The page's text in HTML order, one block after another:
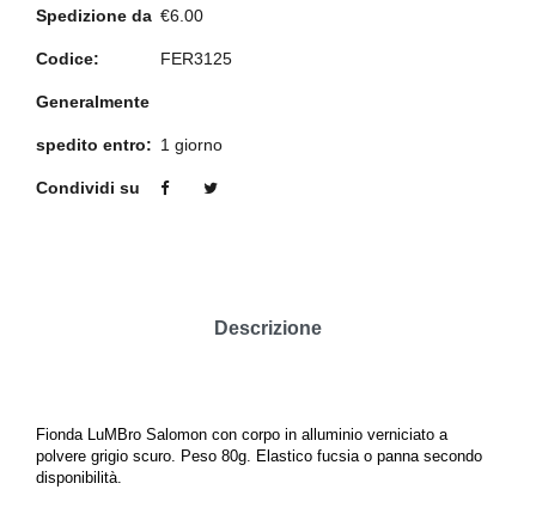
Spedizione da €6.00
Codice: FER3125
Generalmente
spedito entro: 1 giorno
Condividi su
Descrizione
Fionda LuMBro Salomon con corpo in alluminio verniciato a
polvere grigio scuro. Peso 80g. Elastico fucsia o panna secondo
disponibilità.